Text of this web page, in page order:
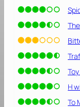
V
e
r
e
t
[
2
0
H
To